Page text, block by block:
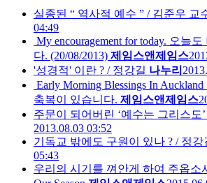
실종된 “ 역사적 예수 ” / 김준우 교
04:49
My encouragement for today. 오늘
다. (20/08/2013) 제임스앤제임스
'성경적' 이란 ? / 정강길 나누리
Early Morning Blessings In
축복이 있습니다. 제임스앤제임스
주문이 되어버린 ‘예수는 그리스도
2013.08.03 03:52
기독교 밖에도 구원이 있나 ? / 정강
05:43
우리의 시기를 껴안게 하여 주옵소